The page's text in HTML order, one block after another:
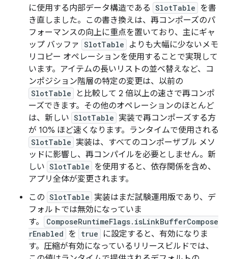
に使用する内部データ構造である SlotTable を書
き直しました。この書き換えは、再コンポーズのパ
フォーマンスの向上に重点を置いており、主にギャ
ップ バッファ SlotTable
よりも大幅に少ないメモ
リコピー オペレーションを使用することで実現して
います。アイテムの長いリストの並べ替えなど、コ
ンポジション階層の特定の変更は、以前の
SlotTable
と比較して 2 倍以上の速さで再コンポ
ーズできます。その他のオペレーションのほとんど
は、新しい SlotTable 実装で再コンポーズする方
が 10% ほど速くなります。ランタイムで使用される
SlotTable 実装は、すべてのコンポーザブル メソ
ッドに影響し、再コンパイルを必要としません。新
しい SlotTable を使用すると、依存関係を含め、
アプリ全体が変更されます。
この SlotTable 実装はまだ試験運用版であり、デ
フォルトでは無効になっていま
す。
ComposeRuntimeFlags.isLinkBufferCompose
rEnabled を true
に設定すると、有効になりま
す。圧縮が有効になっているリリースビルドでは、